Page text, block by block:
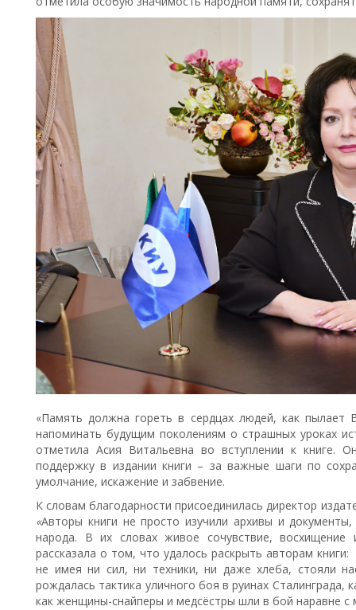
«Память должна гореть в сердцах людей, как
напоминать будущим поколениям о страшных уроках
отметила Асия Витальевна во вступлении к книге.
поддержку в издании книги – за важные шаги по
умолчание, искажение и забвение.
К словам благодарности присоединилась директор
«Авторы книги не просто изучили архивы и
народа. В их словах живое сочувствие, восхищение
рассказала о том, что удалось раскрыть авторам
не имея ни сил, ни техники, ни даже хлеба, стояли
рождалась тактика уличного боя в руинах
как женщины-снайперы и медсёстры шли в бой наравне с